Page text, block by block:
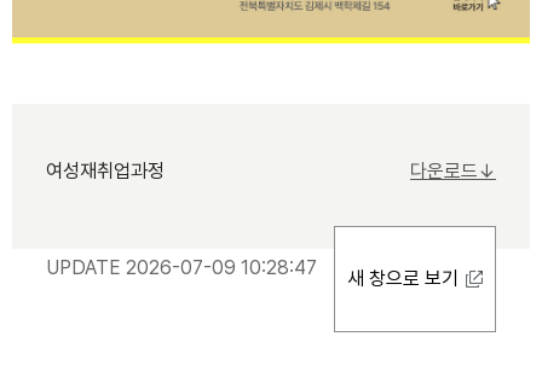
여성재취업과정 다운로드↓
UPDATE 2026-07-09 10:28:47 새 창으로 보기